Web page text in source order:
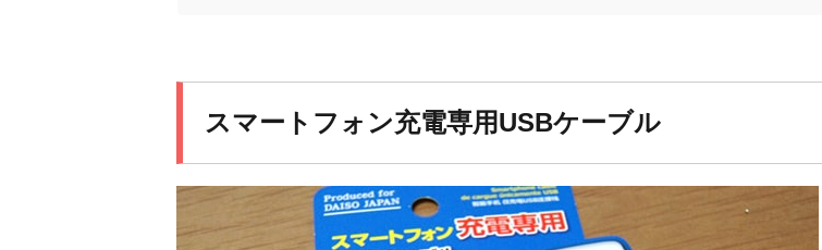
スマートフォン充電専用USBケーブル